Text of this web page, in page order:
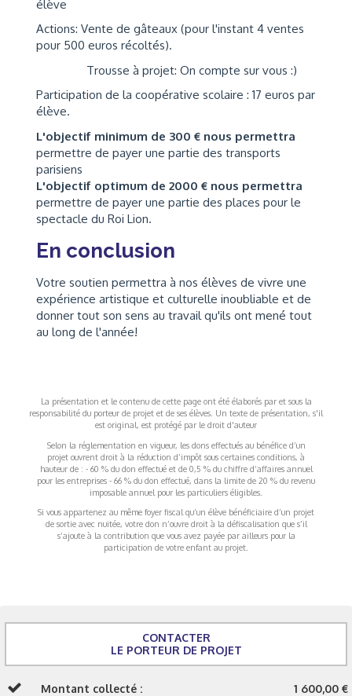
élève
Actions: Vente de gâteaux (pour l'instant 4 ventes
pour 500 euros récoltés).
Trousse à projet: On compte sur vous :)
Participation de la coopérative scolaire : 17 euros par
élève.
L'objectif minimum de 300 € nous permettra
permettre de payer une partie des transports
parisiens
L'objectif optimum de 2000 € nous permettra
permettre de payer une partie des places pour le
spectacle du Roi Lion.
En conclusion
Votre soutien permettra à nos élèves de vivre une
expérience artistique et culturelle inoubliable et de
donner tout son sens au travail qu'ils ont mené tout
au long de l'année!
La présentation et le contenu de cette page ont été élaborés par et sous la
responsabilité du porteur de projet et de ses élèves. Un texte de présentation, s'il
est original, est protégé par le droit d'auteur
Selon la réglementation en vigueur, les dons effectués au bénéfice d’un
projet ouvrent droit à la réduction d’impôt sous certaines conditions, à
hauteur de : - 60 % du don effectué et de 0,5 % du chiffre d’affaires annuel
pour les entreprises - 66 % du don effectué, dans la limite de 20 % du revenu
imposable annuel pour les particuliers éligibles.
Si vous appartenez au même foyer fiscal qu’un élève bénéficiaire d’un projet
de sortie avec nuitée, votre don n’ouvre droit à la défiscalisation que s’il
s’ajoute à la contribution que vous avez payée par ailleurs pour la
participation de votre enfant au projet.
CONTACTER
LE PORTEUR DE PROJET
Montant collecté : 1 600,00 €